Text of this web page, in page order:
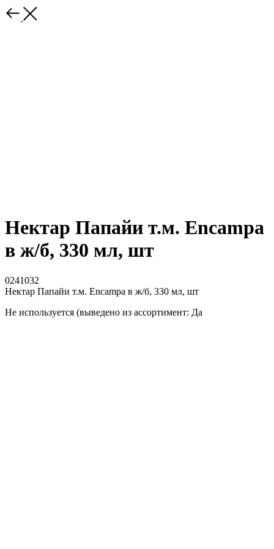
Нектар Папайи т.м. Encampa
в ж/б, 330 мл, шт
0241032
Нектар Папайи т.м. Encampa в ж/б, 330 мл, шт
Не используется (выведено из ассортимент: Да